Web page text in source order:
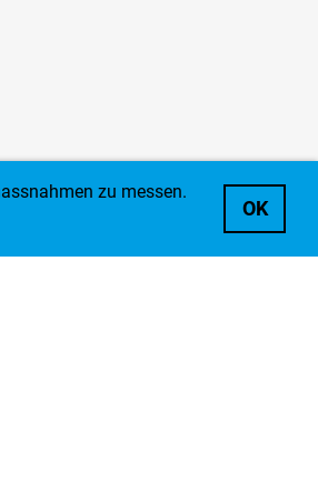
zu messen.
OK